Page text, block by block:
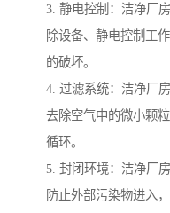
3. 静电控制：洁净厂
除设备、静电控制工
的破坏。
4. 过滤系统：洁净厂
去除空气中的微小颗
循环。
5. 封闭环境：洁净厂
防止外部污染物进入